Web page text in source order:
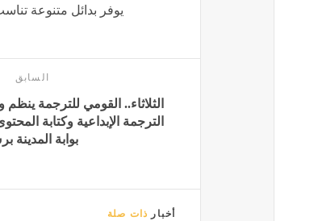
يوفر بدائل متنوعة
السابق
الثلاثاء.. القومي للترجمة
الترجمة الإبداعية وكتابة
بوابة المدينة
أخبار ذات صلة